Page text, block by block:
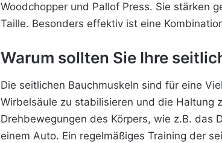
Woodchopper und Pallof Press. Sie stärken
Taille. Besonders effektiv ist eine
Warum sollten Sie Ihre
Die seitlichen Bauchmuskeln sind für eine
Wirbelsäule zu stabilisieren und die Haltung
Drehbewegungen des Körpers, wie z.B. das
einem Auto. Ein regelmäßiges Training der